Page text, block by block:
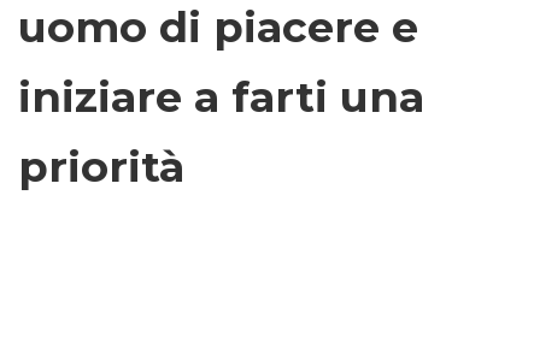
uomo di piacere e
iniziare a farti una
priorità